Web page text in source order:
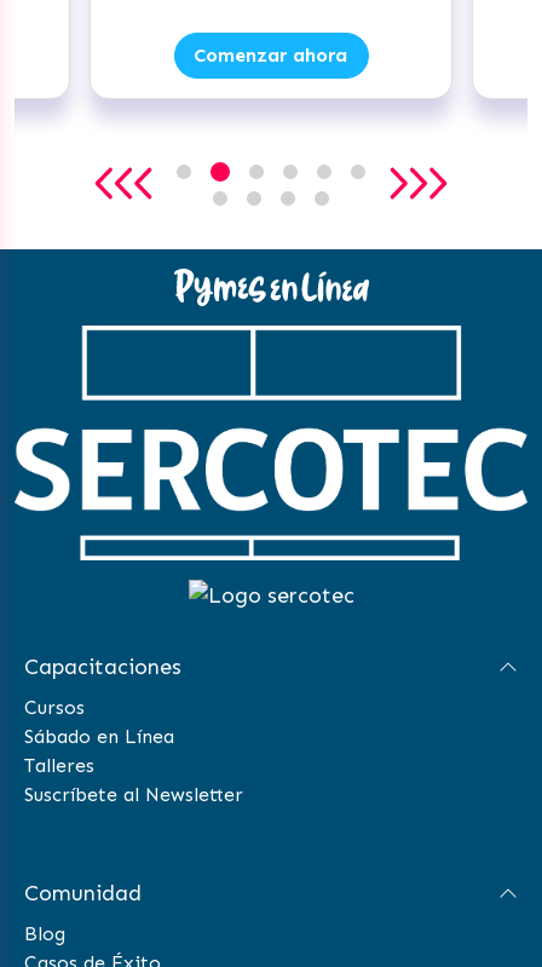
Comenzar ahora
Capacitaciones
Cursos
Sábado en Línea
Talleres
Suscríbete al Newsletter
Comunidad
Blog